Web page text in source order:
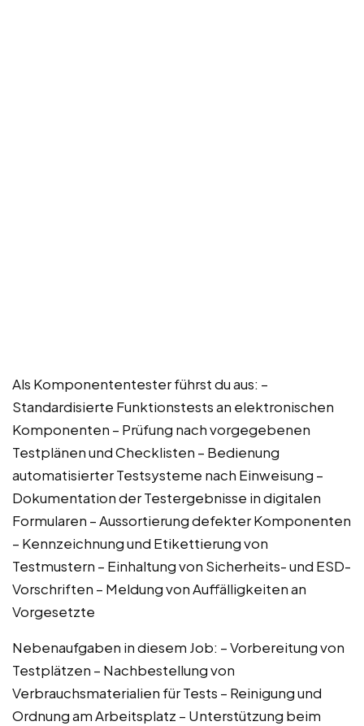
Als Komponententester führst du aus: –
Standardisierte Funktionstests an elektronischen
Komponenten – Prüfung nach vorgegebenen
Testplänen und Checklisten – Bedienung
automatisierter Testsysteme nach Einweisung –
Dokumentation der Testergebnisse in digitalen
Formularen – Aussortierung defekter Komponenten
– Kennzeichnung und Etikettierung von
Testmustern – Einhaltung von Sicherheits- und ESD-
Vorschriften – Meldung von Auffälligkeiten an
Vorgesetzte
Nebenaufgaben in diesem Job: – Vorbereitung von
Testplätzen – Nachbestellung von
Verbrauchsmaterialien für Tests – Reinigung und
Ordnung am Arbeitsplatz – Unterstützung beim